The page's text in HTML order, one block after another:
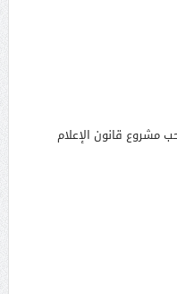
مشروع قانون الإعلام